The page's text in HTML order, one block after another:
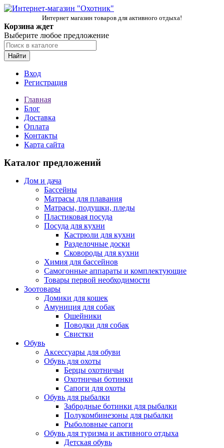
Интернет магазин товаров для активного отдыха!
Корзина ждет
Выберите любое предложение
Найти
Вход
Регистрация
Главная
Блог
Доставка
Оплата
Контакты
Карта сайта
Каталог предложений
Дом и дача
Бассейны
Матрасы для плавания
Матрасы, подушки, пледы
Пластиковая посуда
Посуда для кухни
Кастрюли для кухни
Разделочные доски
Сковороды для кухни
Химия для бассейнов
Самогонные аппараты и комплектующие
Товары первой необходимости
Зоотовары
Домики для кошек
Амуниция для собак
Ошейники
Поводки для собак
Свистки
Обувь
Аксессуары для обуви
Обувь для охоты
Берцы охотничьи
Охотничьи ботинки
Сапоги для охоты
Обувь для рыбалки
Забродные ботинки для рыбалки
Полукомбинезоны для рыбалки
Рыболовные сапоги
Обувь для туризма и активного отдыха
Детская обувь